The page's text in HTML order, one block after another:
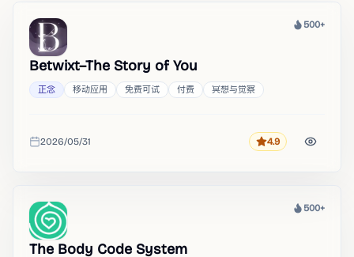
热度
500+
Betwixt–The Story of You
正念 移动应用 免费可试 付费 冥想与觉察
收录时间
2026/05/31 评分4.9
热度
500+
The Body Code System